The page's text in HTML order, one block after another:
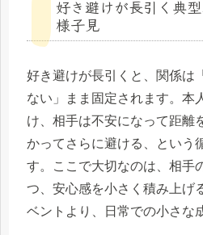
好き避けが長引く典
様子見
好き避けが長引くと、関係は
ない」まま固定されます。本
け、相手は不安になって距離
かってさらに避ける、という
す。ここで大切なのは、相手
つ、安心感を小さく積み上げ
ベントより、日常での小さな